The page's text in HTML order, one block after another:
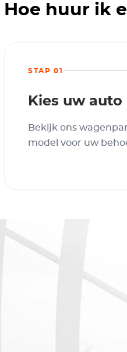
Hoe huur ik
STAP 01
Kies uw auto
Bekijk ons
model voor uw